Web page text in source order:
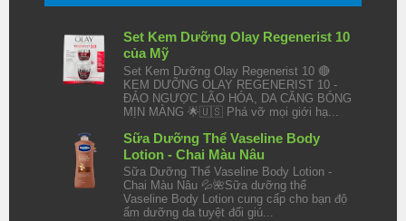
Set Kem Dưỡng Olay Regenerist 10
của Mỹ
Set Kem Dưỡng Olay Regenerist 10 🔴
KEM DƯỠNG OLAY REGENERIST 10 -
ĐẢO NGƯỢC LÃO HÓA, DA CĂNG BÓNG
MỊN MÀNG 🌟🇺🇸 Phá vỡ mọi giới hạ...
Sữa Dưỡng Thể Vaseline Body
Lotion - Chai Màu Nâu
Sữa Dưỡng Thể Vaseline Body Lotion -
Chai Màu Nâu 💦🌺Sữa dưỡng thể
Vaseline Body Lotion cung cấp cho bạn độ
ẩm dưỡng da tuyệt đối giú...